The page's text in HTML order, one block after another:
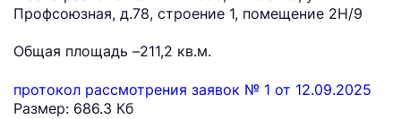
Профсоюзная, д.78, строение 1, помещение 2Н/9
Общая площадь –211,2 кв.м.
протокол рассмотрения заявок № 1 от 12.09.2025
Размер: 686.3 Кб